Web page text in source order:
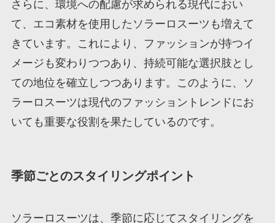
さらに、環境への配慮が求められる現代におい
て、エコ素材を使用したソラーロスーツも増えて
きています。これにより、ファッションが持つイ
メージも変わりつつあり、持続可能な選択肢とし
ての地位を確立しつつあります。このように、ソ
ラーロスーツは現代のファッショントレンドにお
いても重要な役割を果たしているのです。
季節ごとのスタイリングポイント
ソラーロスーツは、季節に応じてスタイリングを